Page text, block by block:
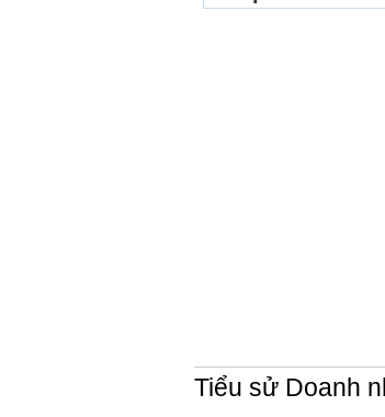
Tiểu sử Doanh